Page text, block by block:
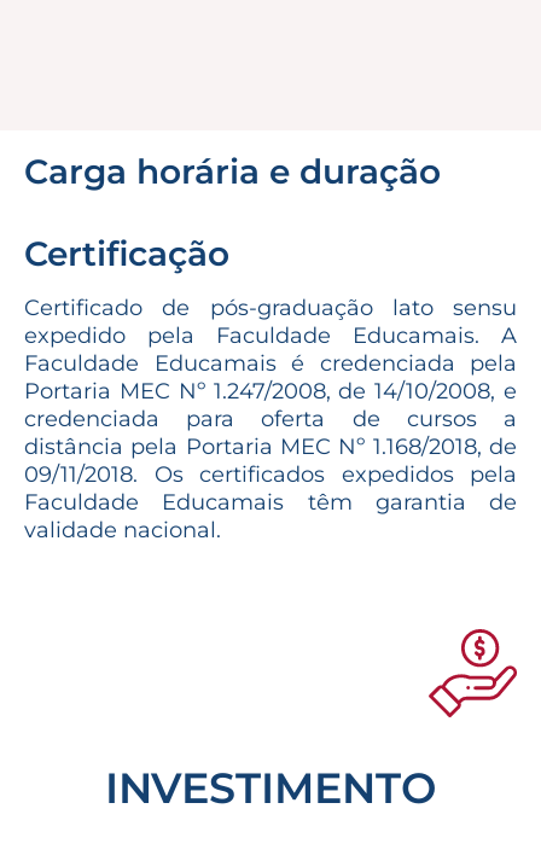
Carga horária e duração
Certificação
Certificado de pós-graduação lato sensu
expedido pela Faculdade Educamais. A
Faculdade Educamais é credenciada pela
Portaria MEC Nº 1.247/2008, de 14/10/2008, e
credenciada para oferta de cursos a
distância pela Portaria MEC Nº 1.168/2018, de
09/11/2018. Os certificados expedidos pela
Faculdade Educamais têm garantia de
validade nacional.
INVESTIMENTO